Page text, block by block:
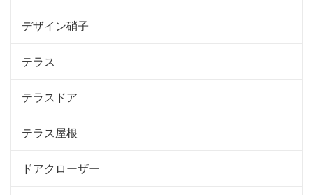
デザイン硝子
テラス
テラスドア
テラス屋根
ドアクローザー